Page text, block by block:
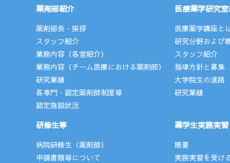
薬剤部紹介
薬剤部長・挨拶
スタッフ紹介
業務内容（各室紹介）
業務内容（チーム医療における薬剤師）
研究業績
各専門・認定薬剤師制度等
認定施設状況
医療薬学研究
医療薬学講座と
研究分野および
スタッフ紹介
指導方針と募集
大学院生の進路
研究業績
研修生等
病院研修生（薬剤師）
申請書類等について
薬学生実務実習
概要
実務実習を受け